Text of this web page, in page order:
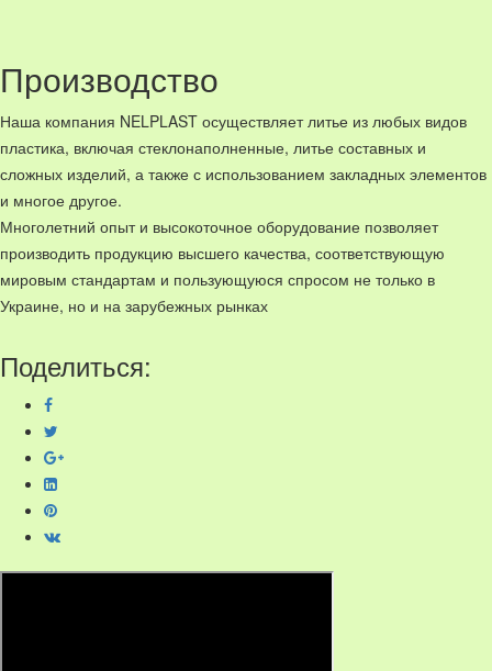
Производство
Наша компания NELPLAST осуществляет литье из любых видов
пластика, включая стеклонаполненные, литье составных и
сложных изделий, а также с использованием закладных элементов
и многое другое.
Многолетний опыт и высокоточное оборудование позволяет
производить продукцию высшего качества, соответствующую
мировым стандартам и пользующуюся спросом не только в
Украине, но и на зарубежных рынках
Поделиться: